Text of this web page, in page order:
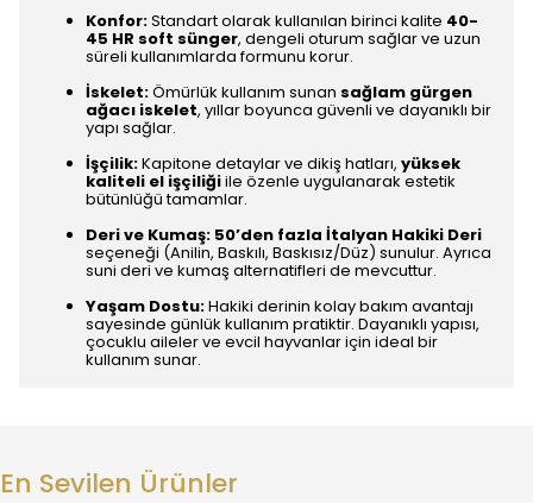
Konfor:Standart olarak kullanılan birinci kalite 40-
45 HR soft sünger, dengeli oturum sağlar ve uzun
süreli kullanımlarda formunu korur.
İskelet:Ömürlük kullanım sunan sağlam gürgen
ağacı iskelet, yıllar boyunca güvenli ve dayanıklı bir
yapı sağlar.
İşçilik:Kapitone detaylar ve dikiş hatları, yüksek
kaliteli el işçiliğiile özenle uygulanarak estetik
bütünlüğü tamamlar.
Deri ve Kumaş: 50’den fazla İtalyan Hakiki Deri
seçeneği (Anilin, Baskılı, Baskısız/Düz) sunulur. Ayrıca
suni deri ve kumaş alternatifleri de mevcuttur.
Yaşam Dostu:Hakiki derinin kolay bakım avantajı
sayesinde günlük kullanım pratiktir. Dayanıklı yapısı,
çocuklu aileler ve evcil hayvanlar için ideal bir
kullanım sunar.
En Sevilen Ürünler